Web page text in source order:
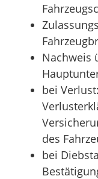
Nachweis
bei
des
bei